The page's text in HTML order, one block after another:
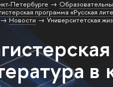
Петербурге
программа «Русская
Новости Университетская
в